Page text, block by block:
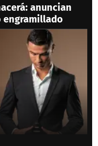
anuncian
engramillado